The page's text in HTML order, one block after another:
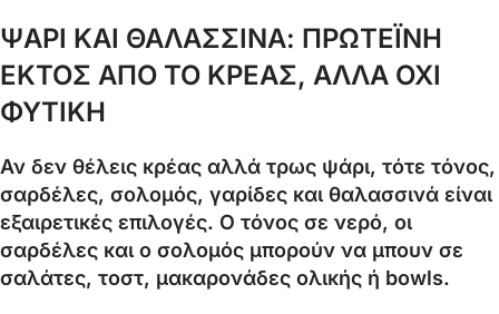
ΨΑΡΙ ΚΑΙ ΘΑΛΑΣΣΙΝΑ: ΠΡΩΤΕΪΝΗ
ΕΚΤΟΣ ΑΠΟ ΤΟ ΚΡΕΑΣ, ΑΛΛΑ ΟΧΙ
ΦΥΤΙΚΗ
Αν δεν θέλεις κρέας αλλά τρως ψάρι, τότε τόνος,
σαρδέλες, σολομός, γαρίδες και θαλασσινά είναι
εξαιρετικές επιλογές. Ο τόνος σε νερό, οι
σαρδέλες και ο σολομός μπορούν να μπουν σε
σαλάτες, τοστ, μακαρονάδες ολικής ή bowls.